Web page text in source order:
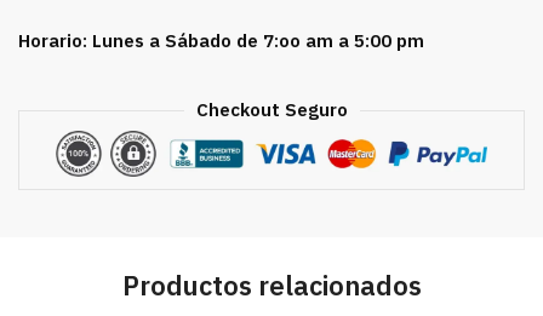
Horario: Lunes a Sábado de 7:oo am a 5:00 pm
Checkout Seguro
Productos relacionados